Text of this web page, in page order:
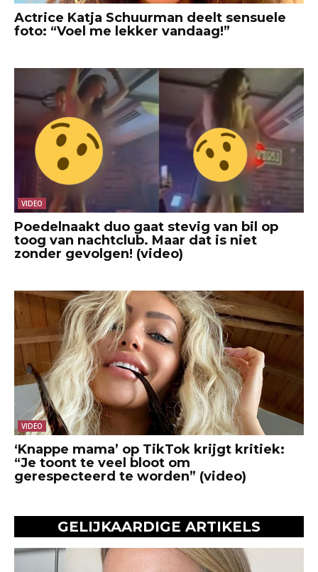
Actrice Katja Schuurman deelt sensuele
foto: “Voel me lekker vandaag!”
VIDEO
Poedelnaakt duo gaat stevig van bil op
toog van nachtclub. Maar dat is niet
zonder gevolgen! (video)
VIDEO
‘Knappe mama’ op TikTok krijgt kritiek:
“Je toont te veel bloot om
gerespecteerd te worden” (video)
GELIJKAARDIGE ARTIKELS